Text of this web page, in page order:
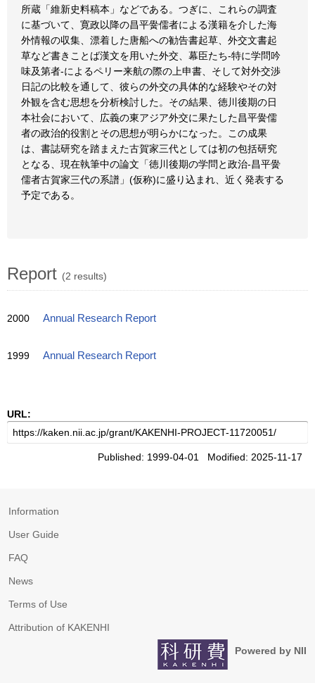
所蔵「維新史料稿本」などである。つぎに、これらの調査
に基づいて、寛政以降の昌平黌儒者による漢籍を介した海
外情報の収集、漂着した唐船への勧告書起草、外交文書起
草など書きことば漢文を用いた外交、幕臣たち-特に学問吟
味及第者-によるペリー来航の際の上申書、そして対外交渉
日記の比較を通して、彼らの外交の具体的な経験やその対
外観を含む思想を分析検討した。その結果、徳川後期の日
本社会において、広義の東アジア外交に果たした昌平黌儒
者の政治的役割とその思想が明らかになった。この成果
は、書誌研究を踏まえた古賀家三代としては初の包括研究
となる、現在執筆中の論文「徳川後期の学問と政治-昌平黌
儒者古賀家三代の系譜」(仮称)に盛り込まれ、近く発表する
予定である。
Report (2 results)
2000 Annual Research Report
1999 Annual Research Report
URL:
Published: 1999-04-01 Modified: 2025-11-17
Information
User Guide
FAQ
News
Terms of Use
Attribution of KAKENHI
Powered by NII